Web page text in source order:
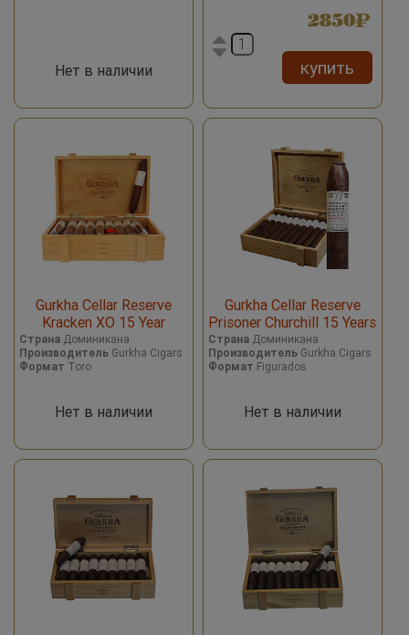
Нет в наличии
2850
купить
Gurkha Cellar Reserve
Kracken XO 15 Year
Страна Доминикана
Производитель Gurkha Cigars
Формат Toro
Нет в наличии
Gurkha Cellar Reserve
Prisoner Churchill 15 Years
СтранаДоминикана
ПроизводительGurkha Cigars
Формат Figurados
Нет в наличии